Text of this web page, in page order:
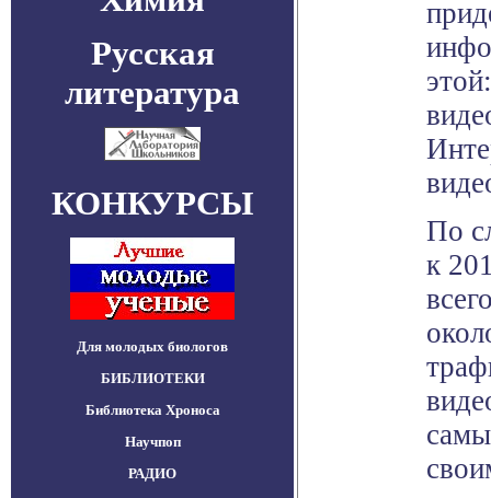
Русская
литература
КОНКУРСЫ
Для молодых биологов
БИБЛИОТЕКИ
Библиотека Хроноса
Научпоп
РАДИО
По
к